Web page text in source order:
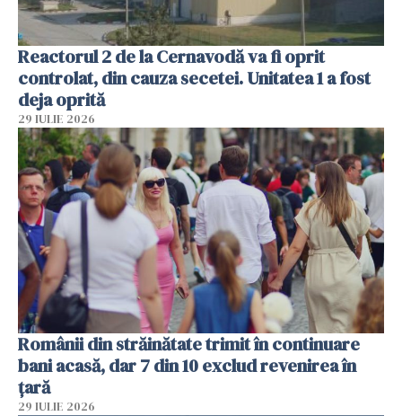
Reactorul 2 de la Cernavodă va fi oprit
controlat, din cauza secetei. Unitatea 1 a fost
deja oprită
29 IULIE 2026
Românii din străinătate trimit în continuare
bani acasă, dar 7 din 10 exclud revenirea în
țară
29 IULIE 2026